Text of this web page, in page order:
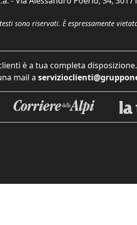
sono riservati. È espressamente
è a tua completa disposizione.
mail a